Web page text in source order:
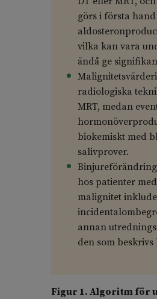
görs i första
vilka kan vara
ändå ge
radiologiska
MRT, medan
biokemiskt med
salivprover.
hos patienter
malignitet
annan
den som beskrivs
Figur 1. Algoritm för